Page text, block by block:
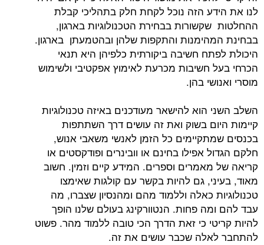
לנו את הידע הזה נוכל לקחת חלק בתהליכי קבלת
ההחלטות שקשורות בבחירת הטכנולוגיות בארגון,
בבחינת המהימנות והתקפות שלהן ובהטמעתן בארגון.
היכולת לפתח חשיבה ביקורתית כלפיהן היא תנאי
הכרחי בעל חשיבות מכרעת לאימוץ אפקטיבי ולשימוש
מוסרי ואנושי בהן.
השלב השני הוא להישאר מעודכנים באיזה טכנולוגיות
קיימות היום בשוק ואת זה עושים דרך השתתפות
בכנסים שמתקיימים כל הזמן לאנשי משאבי אנוש,
חלקם הגדול אפילו בחינם או וובינרים ופודקסטים או
קריאה של מאמרים וספרים. המידע קיים וזמין. חשוב
מאוד, בעיני, גם להיות בקשר עם קולגות שאימצו
טכנולוגיות כאלה וללמוד מהם ומהנסיון שצברו, מה
עבד להם ומה פחות. הנטוורקינג בעולם שלנו הופך
להיות קריטי כי זאת הדרך הכי טובה ללמוד מהר. פשוט
להתחבר לאלה שכבר עושים את זה.